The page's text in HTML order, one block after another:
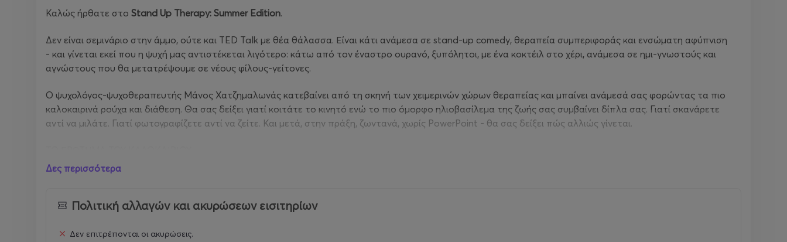
Καλώς ήρθατε στο Stand Up Therapy: Summer Edition.
Δεν είναι σεμινάριο στην άμμο, ούτε και TED Talk με θέα θάλασσα. Είναι κάτι ανάμεσα σε stand-up comedy, θεραπεία συμπεριφοράς και ενσώματη αφύπνιση
- και γίνεται εκεί που η ψυχή μας αντιστέκεται λιγότερο: κάτω από τον έναστρο ουρανό, ξυπόλητοι, με ένα κοκτέιλ στο χέρι, ανάμεσα σε ημι-γνωστούς και
αγνώστους που θα μετατρέψουμε σε νέους φίλους-γείτονες.
Ο ψυχολόγος-ψυχοθεραπευτής Μάνος Χατζημαλωνάς κατεβαίνει από τη σκηνή των χειμερινών χώρων θεραπείας και μπαίνει ανάμεσά σας φορώντας τα πιο
καλοκαιρινά ρούχα και διάθεση. Θα σας δείξει γιατί κοιτάτε το κινητό ενώ το πιο όμορφο ηλιοβασίλεμα της ζωής σας συμβαίνει δίπλα σας. Γιατί σκανάρετε
αντί να μιλάτε. Γιατί φωτογραφίζετε αντί να ζείτε. Και μετά, στην πράξη, ζωντανά, χωρίς PowerPoint - θα σας δείξει πώς αλλιώς γίνεται.
Τι σημαίνει να παραμένεις Άνθρωπος όταν οι μηχανές και οι μηχανισμοί που μας κατακλύζουν δεν σε αφήνουν να συνδεθείς και γαληνέψεις να ούτε στις διακοπές σου;
Σε έναν κόσμο που τρέχει γρηγορότερα απ' το νευρικό μας σύστημα, που εξαντλεί τη συγκέντρωση, την προσοχή και την ψυχή μας, το καλοκαίρι υποτίθεται
άνθρωπο δίπλα μας αντί για την οθόνη; Η αλήθεια είναι ότι φέρνουμε τη μηχανικότητα μαζί μας στις αποσκευές μας. Τα αυτόματα αντανακλαστικά, τις
Δες περισσότερα
Πολιτική αλλαγών και ακυρώσεων εισιτηρίων
Δεν επιτρέπονται οι ακυρώσεις.